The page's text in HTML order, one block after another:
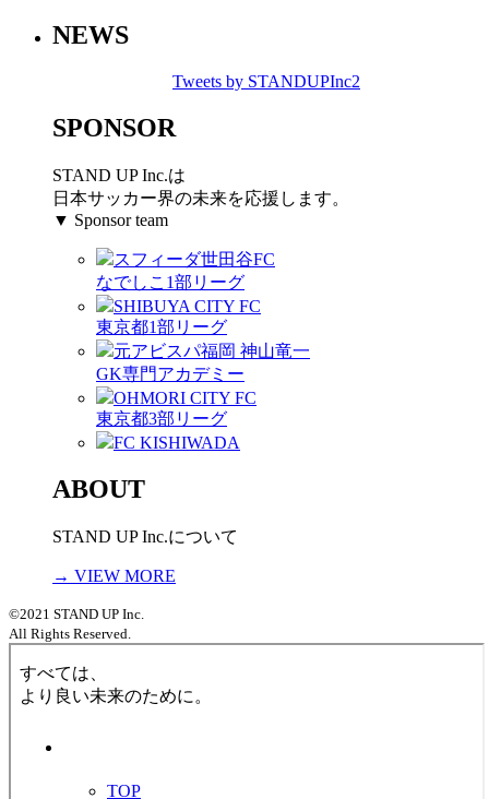
NEWS
Tweets by STANDUPInc2
SPONSOR
STAND UP Inc.は
日本サッカー界の未来を応援します。
▼ Sponsor team
スフィーダ世田谷FC
なでしこ1部リーグ
SHIBUYA CITY FC
東京都1部リーグ
元アビスパ福岡 神山竜一
GK専門アカデミー
OHMORI CITY FC
東京都3部リーグ
FC KISHIWADA
ABOUT
STAND UP Inc.について
→ VIEW MORE
©2021 STAND UP Inc.
All Rights Reserved.